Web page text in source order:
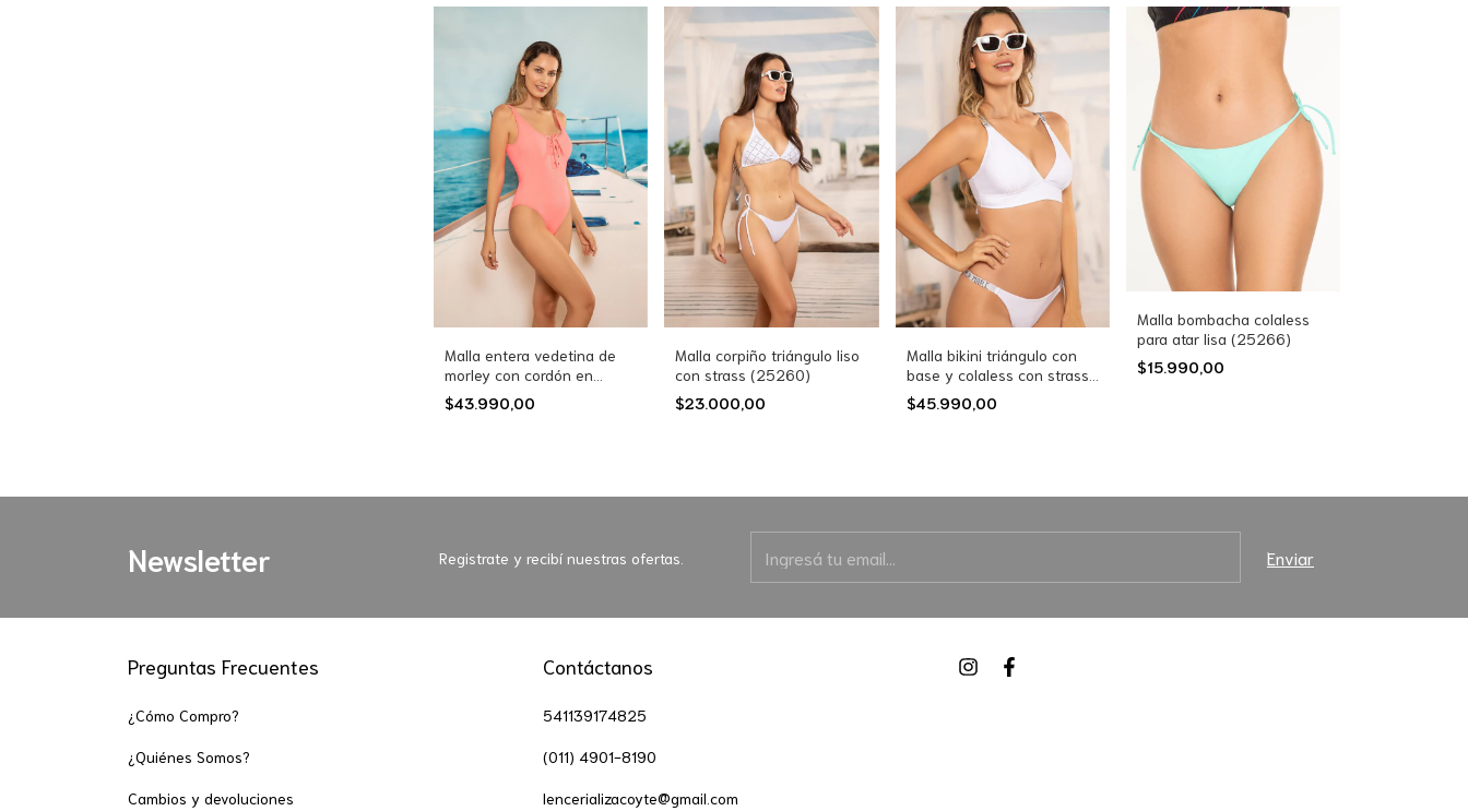
Malla entera vedetina de
morley con cordón en
escote (25230)
$43.990,00
Malla corpiño triángulo liso
con strass (25260)
$23.000,00
Malla bikini triángulo con
base y colaless con strass
(25257)
$45.990,00
Malla bombacha colaless
para atar lisa (25266)
$15.990,00
Newsletter Registrate y recibí nuestras ofertas.
Preguntas Frecuentes
¿Cómo Compro?
¿Quiénes Somos?
Cambios y devoluciones
Contáctanos
541139174825
(011) 4901-8190
lencerializacoyte@gmail.com